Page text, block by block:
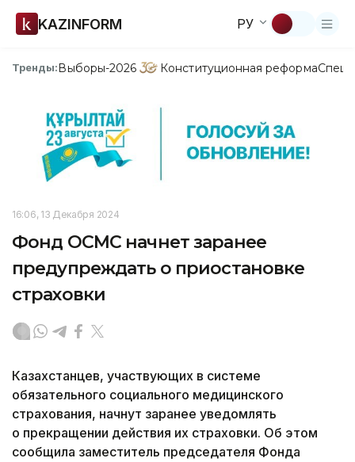
KAZINFORM РУ
Тренды:Выборы-2026 Конституционная реформа
16:06, 13 Декабря 2024
Фонд ОСМС начнет заранее
предупреждать о приостановке
страховки
Казахстанцев, участвующих в системе
обязательного социального медицинского
страхования, начнут заранее уведомлять
о прекращении действия их страховки. Об этом
сообщила заместитель председателя Фонда